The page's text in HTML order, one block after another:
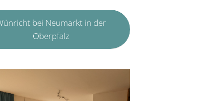
bei Neumarkt in der
Oberpfalz